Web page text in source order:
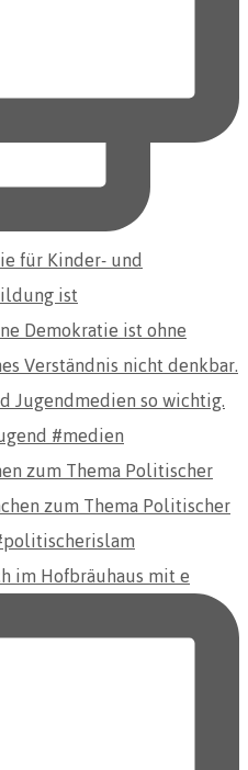
zum Thema Politischer
im Hofbräuhaus mit e